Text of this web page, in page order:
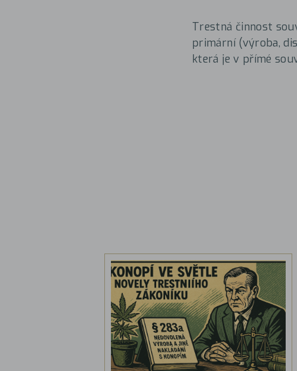
Trestná činnost
primární (výroba,
která je v přímé